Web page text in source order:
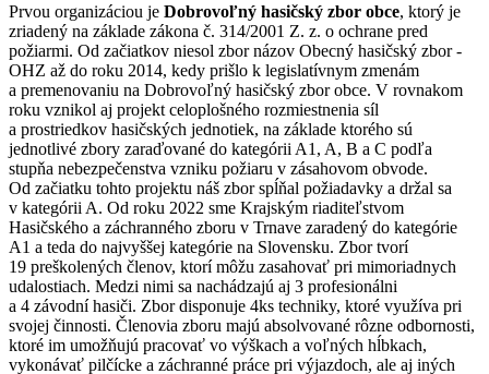
Prvou organizáciou je Dobrovoľný hasičský zbor obce, ktorý je
zriadený na základe zákona č. 314/2001 Z. z. o ochrane pred
požiarmi. Od začiatkov niesol zbor názov Obecný hasičský zbor -
OHZ až do roku 2014, kedy prišlo k legislatívnym zmenám
a premenovaniu na Dobrovoľný hasičský zbor obce. V rovnakom
roku vznikol aj projekt celoplošného rozmiestnenia síl
a prostriedkov hasičských jednotiek, na základe ktorého sú
jednotlivé zbory zaraďované do kategórii A1, A, B a C podľa
stupňa nebezpečenstva vzniku požiaru v zásahovom obvode.
Od začiatku tohto projektu náš zbor spĺňal požiadavky a držal sa
v kategórii A. Od roku 2022 sme Krajským riaditeľstvom
Hasičského a záchranného zboru v Trnave zaradený do kategórie
A1 a teda do najvyššej kategórie na Slovensku. Zbor tvorí
19 preškolených členov, ktorí môžu zasahovať pri mimoriadnych
udalostiach. Medzi nimi sa nachádzajú aj 3 profesionálni
a 4 závodní hasiči. Zbor disponuje 4ks techniky, ktoré využíva pri
svojej činnosti. Členovia zboru majú absolvované rôzne odbornosti,
ktoré im umožňujú pracovať vo výškach a voľných hĺbkach,
vykonávať pilčícke a záchranné práce pri výjazdoch, ale aj iných